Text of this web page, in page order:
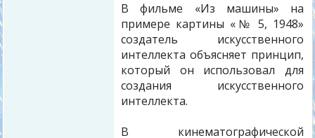
В фильме «Из машины» на
примере картины «№ 5, 1948»
создатель искусственного
интеллекта объясняет принцип,
который он использовал для
создания искусственного
интеллекта.
В кинематографической